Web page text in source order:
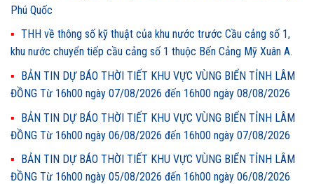
Phú Quốc
THH về thông số kỹ thuật của khu nước trước Cầu cảng số 1,
khu nước chuyển tiếp cầu cảng số 1 thuộc Bến Cảng Mỹ Xuân A.
BẢN TIN DỰ BÁO THỜI TIẾT KHU VỰC VÙNG BIỂN TỈNH LÂM
ĐỒNG Từ 16h00 ngày 07/08/2026 đến 16h00 ngày 08/08/2026
BẢN TIN DỰ BÁO THỜI TIẾT KHU VỰC VÙNG BIỂN TỈNH LÂM
ĐỒNG Từ 16h00 ngày 06/08/2026 đến 16h00 ngày 07/08/2026
BẢN TIN DỰ BÁO THỜI TIẾT KHU VỰC VÙNG BIỂN TỈNH LÂM
ĐỒNG Từ 16h00 ngày 05/08/2026 đến 16h00 ngày 06/08/2026